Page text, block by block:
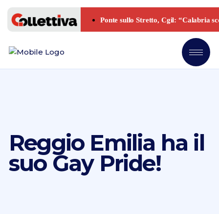
Reggio Emilia ha il
suo Gay Pride!